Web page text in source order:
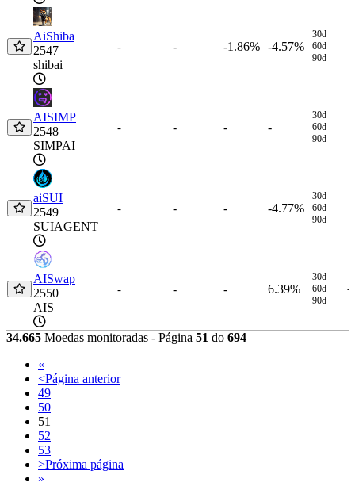
AiShiba
2547
shibai
- - -1.86% -4.57%
30d
60d
90d
AISIMP
2548
SIMPAI
- - - -
30d
60d
90d
-
aiSUI
2549
SUIAGENT
- - - -4.77%
30d
-
60d
90d
AISwap
2550
AIS
- - - 6.39%
30d
60d
-
90d
34.665 Moedas monitoradas - Página 51 do 694
«
<Página anterior
49
50
51
52
53
>Próxima página
»